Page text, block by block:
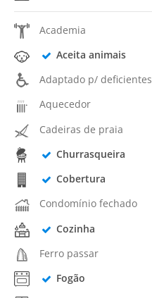
Academia
Aceita animais
Adaptado p/ deficientes
Aquecedor
Cadeiras de praia
Churrasqueira
Cobertura
Condomínio fechado
Cozinha
Ferro passar
Fogão